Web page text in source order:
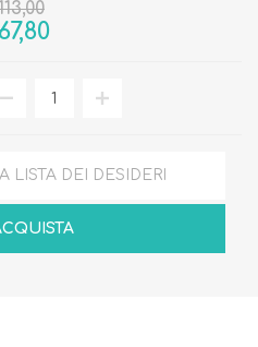
LISTA DEI DESIDERI